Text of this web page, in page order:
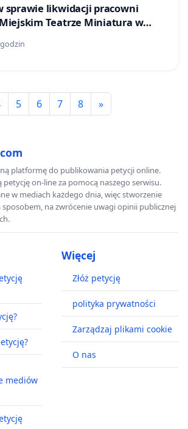
sprawie likwidacji pracowni
Teatrze Miniatura w
5 6 7 8 »
platformę do publikowania petycji online.
on-line za pomocą naszego serwisu.
w mediach każdego dnia, więc stworzenie
na zwrócenie uwagi opinii publicznej
mediów
Więcej
Złóż petycję
polityka prywatności
Zarządzaj plikami cookie
O nas